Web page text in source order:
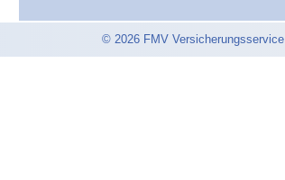
© 2026 FMV Versicherungsservice